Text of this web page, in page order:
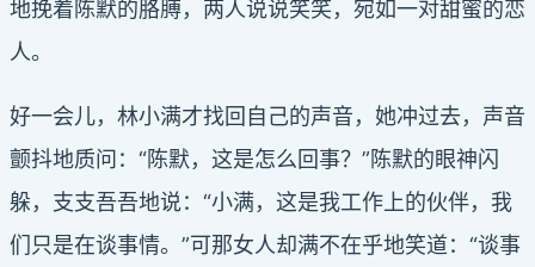
地挽着陈默的胳膊，两人说说笑笑，宛如一对甜蜜的恋
人。
好一会儿，林小满才找回自己的声音，她冲过去，声音
颤抖地质问：“陈默，这是怎么回事？”陈默的眼神闪
躲，支支吾吾地说：“小满，这是我工作上的伙伴，我
们只是在谈事情。”可那女人却满不在乎地笑道：“谈事